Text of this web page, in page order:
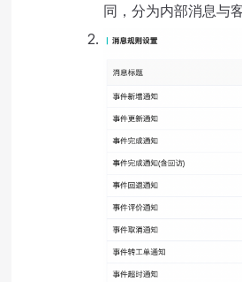
同，分为内部消息与